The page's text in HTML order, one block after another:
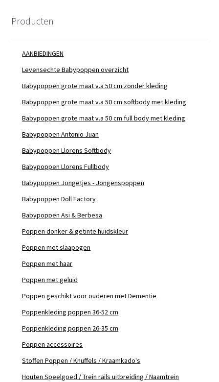
Producten
AANBIEDINGEN
Levensechte Babypoppen overzicht
Babypoppen grote maat v.a 50 cm zonder kleding
Babypoppen grote maat v.a 50 cm softbody met kleding
Babypoppen grote maat v.a 50 cm full body met kleding
Babypoppen Antonio Juan
Babypoppen Llorens Softbody
Babypoppen Llorens Fullbody
Babypoppen Jongetjes - Jongenspoppen
Babypoppen Doll Factory
Babypoppen Asi & Berbesa
Poppen donker & getinte huidskleur
Poppen met slaapogen
Poppen met haar
Poppen met geluid
Poppen geschikt voor ouderen met Dementie
Poppenkleding poppen 36-52 cm
Poppenkleding poppen 26-35 cm
Poppen accessoires
Stoffen Poppen / Knuffels / Kraamkado's
Houten Speelgoed / Trein rails uitbreiding / Naamtrein